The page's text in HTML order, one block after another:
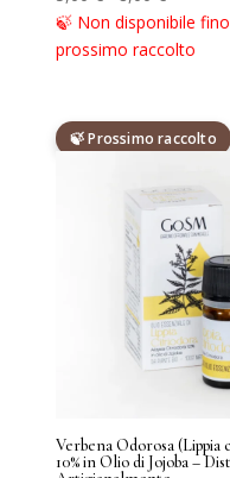
di
prezzo:
a
8,00 €
🍃 Non disponibile
prossimo raccolto
🍃 Prossimo raccolto
Verbena Odorosa (Lippia
10% in Olio di Jojoba –